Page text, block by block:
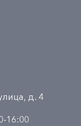
д. 4
16:00